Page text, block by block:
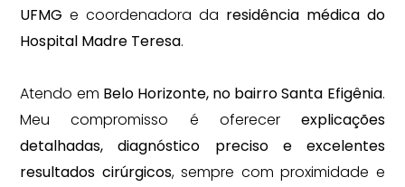
UFMG e coordenadora da residência médica do
Hospital Madre Teresa.
Atendo em Belo Horizonte, no bairro Santa Efigênia.
Meu compromisso é oferecer explicações
detalhadas, diagnóstico preciso e excelentes
resultados cirúrgicos, sempre com proximidade e